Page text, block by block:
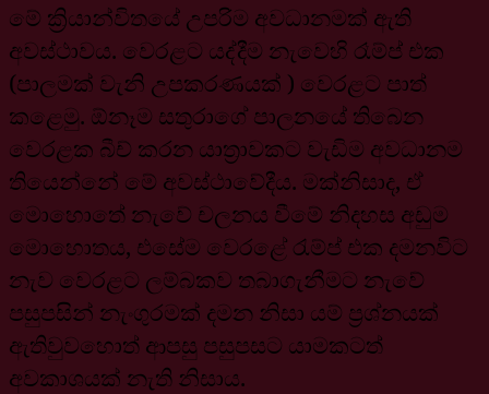
මේ ක්‍රියාන්විතයේ උපරිම අවධානමක් ඇති
අවස්ථාවය. වෙරළට යද්දීම නැවෙහි රෑම්ප් එක
(පාලමක් වැනි උපකරණයක් ) වෙරළට පාත්
කළෙමු. ඕනෑම සතුරාගේ පාලනයේ තිබෙන
වෙරළක බීච් කරන යාත්‍රාවකට වැඩිම අවධානම
තියෙන්නේ මේ අවස්ථාවේදීය. මක්නිසාද, ඒ
මොහොතේ නැවේ චලනය වීමේ නිදහස අඩුම
මොහොතය, එසේම වෙරළේ රැම්ප් එක දමනවිට
නැව වෙරළට ලම්බකව තබාගැනීමට නැවේ
පසුපසින් නැංගුරමක් දමන නිසා යම් ප්‍රශ්නයක්
ඇතිවුවහොත් ආපසු පසුපසට යාමකටත්
අවකාශයක් නැති නිසාය.